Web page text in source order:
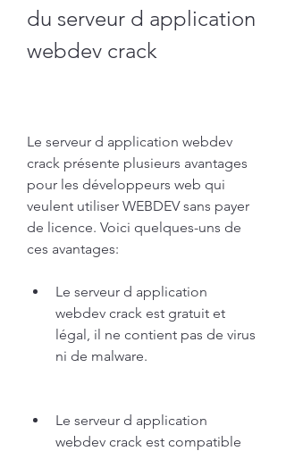
du serveur d application
webdev crack
Le serveur d application webdev
crack présente plusieurs avantages
pour les développeurs web qui
veulent utiliser WEBDEV sans payer
de licence. Voici quelques-uns de
ces avantages:
Le serveur d application
webdev crack est gratuit et
légal, il ne contient pas de virus
ni de malware.
Le serveur d application
webdev crack est compatible